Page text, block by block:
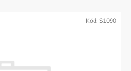
Kód: S1090